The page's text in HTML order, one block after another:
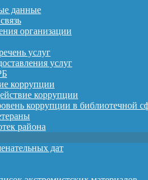
данные
организации
услуг
услуг
коррупции
коррупции
коррупции в библиотечной
района
дат